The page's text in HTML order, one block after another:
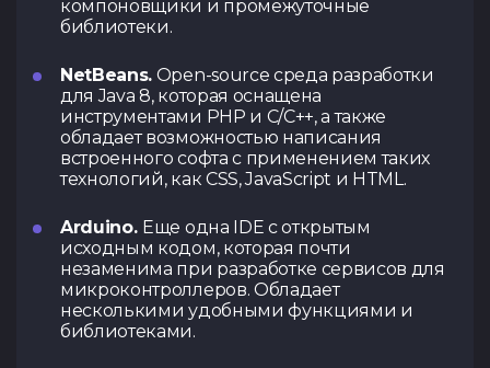
компоновщики и промежуточные
библиотеки.
NetBeans. Open-source среда разработки
для Java 8, которая оснащена
инструментами PHP и C/C++, а также
обладает возможностью написания
встроенного софта с применением таких
технологий, как CSS, JavaScript и HTML.
Arduino. Еще одна IDE с открытым
исходным кодом, которая почти
незаменима при разработке сервисов для
микроконтроллеров. Обладает
несколькими удобными функциями и
библиотеками.